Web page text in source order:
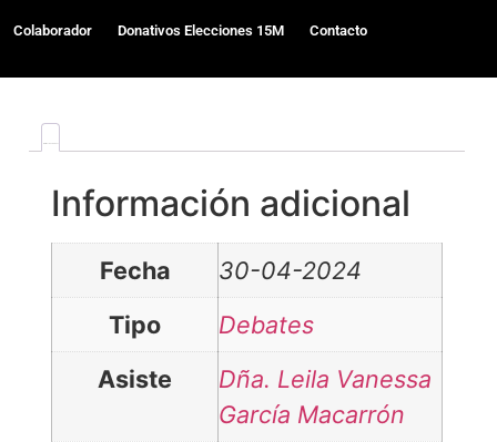
Colaborador Donativos Elecciones 15M Contacto
Información adicional
Fecha
30-04-2024
Tipo
Debates
Asiste
Dña. Leila Vanessa
García Macarrón